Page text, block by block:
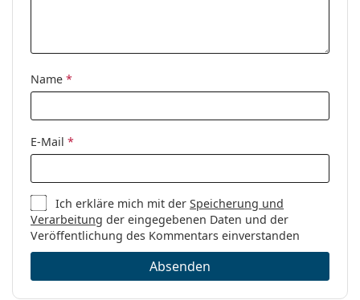
Name *
E-Mail *
Ich erkläre mich mit derSpeicherung und
Verarbeitung der eingegebenen Daten und der
Veröffentlichung des Kommentars einverstanden
Absenden